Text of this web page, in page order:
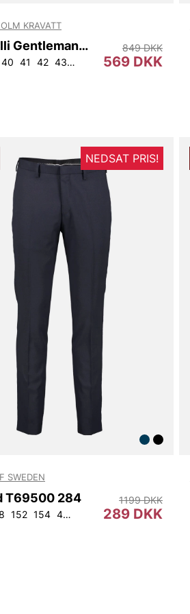
KRAVATT
Castelli Gentleman Slim Fit
40 41 42 43 44 569 DKK
849 DKK
NEDSAT PRIS!
SWEDEN
T69500 284
152 154 44 48 50 52 54
289 DKK
1199 DKK